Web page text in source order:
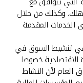
وكذلك من خلال
الخدمات المقدمة
في تنشيط السوق في
الاقتصادية خصوصا
العام لأن النشاط